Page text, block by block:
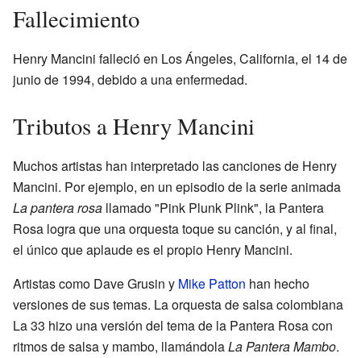
Fallecimiento
Henry Mancini falleció en Los Ángeles, California, el 14 de
junio de 1994, debido a una enfermedad.
Tributos a Henry Mancini
Muchos artistas han interpretado las canciones de Henry
Mancini. Por ejemplo, en un episodio de la serie animada
La pantera rosa llamado "Pink Plunk Plink", la Pantera
Rosa logra que una orquesta toque su canción, y al final,
el único que aplaude es el propio Henry Mancini.
Artistas como Dave Grusin y Mike Patton han hecho
versiones de sus temas. La orquesta de salsa colombiana
La 33 hizo una versión del tema de la Pantera Rosa con
ritmos de salsa y mambo, llamándolaLa Pantera Mambo.